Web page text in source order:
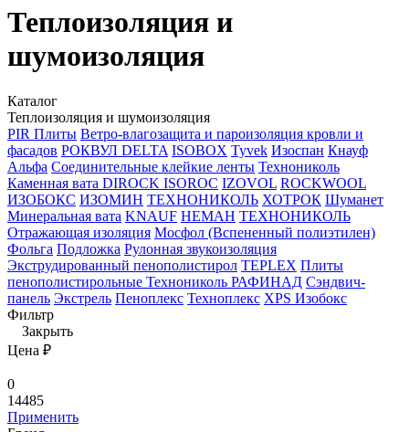
Теплоизоляция и
шумоизоляция
Каталог
Теплоизоляция и шумоизоляция
PIR Плиты Ветро-влагозащита и пароизоляция кровли и
фасадов РОКВУЛ DELTA ISOBOX Tyvek Изоспан Кнауф
Альфа Соединительные клейкие ленты Технониколь
Каменная вата DIROCK ISOROC IZOVOL ROCKWOOL
ИЗОБОКС ИЗОМИН ТЕХНОНИКОЛЬ ХОТРОК Шуманет
Минеральная вата KNAUF НЕМАН ТЕХНОНИКОЛЬ
Отражающая изоляция Мосфол (Вспененный полиэтилен)
Фольга Подложка Рулонная звукоизоляция
Экструдированный пенополистирол TEPLEX Плиты
пенополистирольные Технониколь РАФИНАД Сэндвич-
панель Экстрель Пеноплекс Техноплекс ХPS Изобокс
Фильтр
Закрыть
Цена ₽
0
14485
Применить